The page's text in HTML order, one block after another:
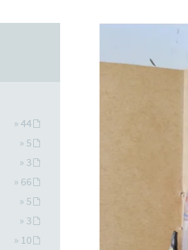
» 44
» 5
» 3
» 66
» 5
» 3
» 10